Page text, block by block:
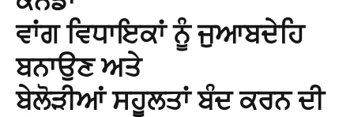
ਵਾਂਗ ਵਿਧਾਇਕਾਂ ਨੂੰ ਜੁਆਬਦੇਹਿ
ਬਨਾਉਣ ਅਤੇ
ਬੇਲੋੜੀਆਂ ਸਹੂਲਤਾਂ ਬੰਦ ਕਰਨ ਦੀ